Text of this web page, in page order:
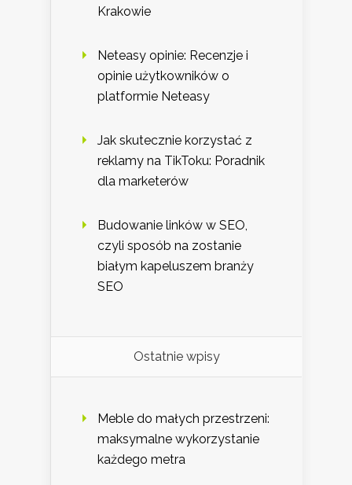
Krakowie
Neteasy opinie: Recenzje i
opinie użytkowników o
platformie Neteasy
Jak skutecznie korzystać z
reklamy na TikToku: Poradnik
dla marketerów
Budowanie linków w SEO,
czyli sposób na zostanie
białym kapeluszem branży
SEO
Ostatnie wpisy
Meble do małych przestrzeni:
maksymalne wykorzystanie
każdego metra